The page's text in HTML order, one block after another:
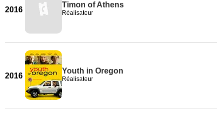
2016
Timon of Athens
Réalisateur
2016
Youth in Oregon
Réalisateur